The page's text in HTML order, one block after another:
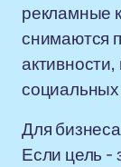
рекламные
снимаются
социальных
Для
Если цель -